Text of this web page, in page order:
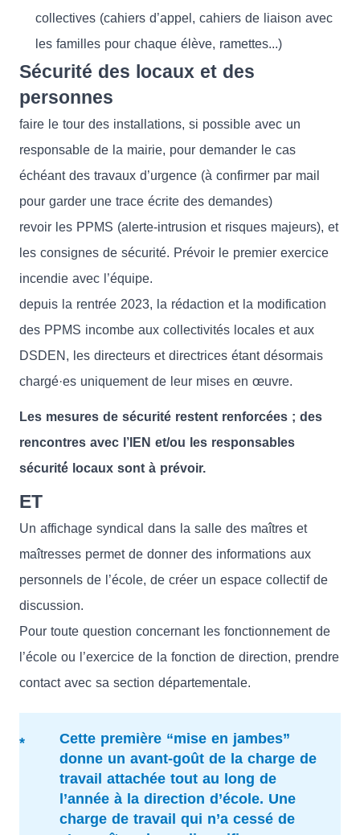
collectives (cahiers d’appel, cahiers de liaison avec
les familles pour chaque élève, ramettes...)
Sécurité des locaux et des
personnes
faire le tour des installations, si possible avec un
responsable de la mairie, pour demander le cas
échéant des travaux d’urgence (à confirmer par mail
pour garder une trace écrite des demandes)
revoir les PPMS (alerte-intrusion et risques majeurs), et
les consignes de sécurité. Prévoir le premier exercice
incendie avec l’équipe.
depuis la rentrée 2023, la rédaction et la modification
des PPMS incombe aux collectivités locales et aux
DSDEN, les directeurs et directrices étant désormais
chargé·es uniquement de leur mises en œuvre.
Les mesures de sécurité restent renforcées ; des
rencontres avec l’IEN et/ou les responsables
sécurité́ locaux sont à prévoir.
ET
Un affichage syndical dans la salle des maîtres et
maîtresses permet de donner des informations aux
personnels de l’école, de créer un espace collectif de
discussion.
Pour toute question concernant les fonctionnement de
l’école ou l’exercice de la fonction de direction, prendre
contact avec sa section départementale.
Cette première “mise en jambes”
donne un avant-goût de la charge de
travail attachée tout au long de
l’année à la direction d’école. Une
charge de travail qui n’a cessé de